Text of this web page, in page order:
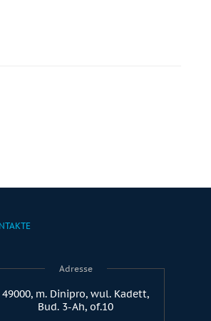
Adresse
49000, m. Dinipro, wul. Kadett,
Bud. 3-Ah, of.10